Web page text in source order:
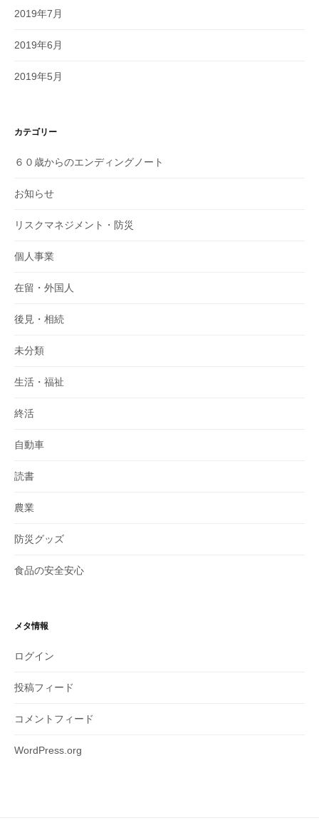
2019年7月
2019年6月
2019年5月
カテゴリー
６０歳からのエンディングノート
お知らせ
リスクマネジメント・防災
個人事業
在留・外国人
後見・相続
未分類
生活・福祉
終活
自動車
読書
農業
防災グッズ
食品の安全安心
メタ情報
ログイン
投稿フィード
コメントフィード
WordPress.org